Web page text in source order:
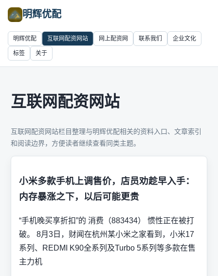
明辉优配
明辉优配 互联网配资网站 网上配资网 联系我们 企业文化
标签 关于
互联网配资网站
互联网配资网站栏目整理与明辉优配相关的资料入口、文章索引
和阅读边界，方便读者继续查看同类主题。
小米多款手机上调售价，店员劝趁早入手：
内存暴涨之下，以后可能更贵
“手机晚买享折扣”的 消费（883434） 惯性正在被打
破。 8月3日，财闻在杭州某小米之家看到，小米17
系列、REDMI K90全系列及Turbo 5系列等多款在售
主力机